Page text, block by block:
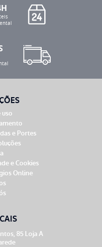
uso
e Portes
e Cookies
Online
85 Loja A